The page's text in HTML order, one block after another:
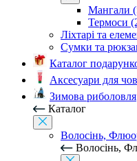
Мангали
Термоси
Ліхтарі та
Сумки та
Каталог
Аксесуари для
Зимова риболовля
Каталог
Волосінь,
Волосінь,